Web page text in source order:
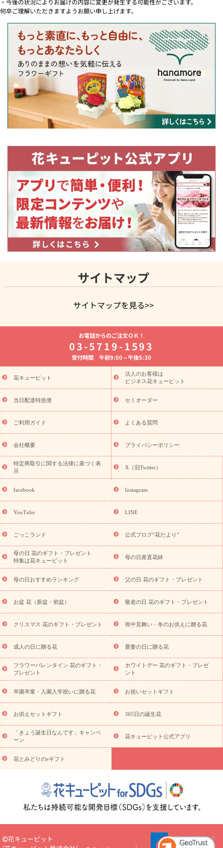
・今後の状況によりお届けの内容に変更が発生する可能性がございます。
何卒ご理解いただきますようお願い申し上げます。
サイトマップ
サイトマップを見る>>
よく贈られる花
お祝いの花特集
誕生日フラワーギフト特集
8月の誕生花(トルコキキョウ)
開店・開業祝い
お供え・お悔やみ お供え・お悔やみの花
通夜・葬儀に贈る花 胡蝶蘭・花鉢
ーブドフラワー
季節のイベント
ひまわり ギフト・プレゼント
特集
お盆 花（新盆・初盆） 季節のイベント
お盆 花（新
盆・初盆）
お盆 花（新盆・初盆）
お盆・お供え 花とセットギ
フト
お盆・お供え プリザーブドフラワー
ひまわり ギフト・プ
レゼント特集
夏の花贈り・お中元・暑中見舞い 花のギフト特集
敬老の日におくる花ギフト・プレゼント特集
花ギフト・プレゼント特集
敬老の日 花のおすすめランキング
敬
老の日 花鉢植えのギフト・プレゼント特集
敬老の日 花とセットギ
フト・プレゼント特集
敬老の日の花 全てのギフト一覧
キャン
ペーン
映画『ウォーターガーディアンズ』コラボキャンペーン
「きょう誕生日なんです」キャンペーン
誕生日の花を探す
誕生日フラワーギフト 誕生日フラワーギフト特集
(トルコキキョウ)
9月の誕生花(リンドウ)
ら探す
お祝いの花特集 当日配達特急便 お祝い商品一覧
念日
結婚祝い 出産祝い 退院祝い・快気祝い
寿祝い
プチギフト ペットのお祝いフラワー
供え・お悔やみ商品一覧
お供え・お悔やみの花
四十九日法要以
お供え プリザーブドフラワー
ペットのお供えフラワー
お盆（新
盆・初盆）
その他 お祝い返し お見舞い
お取り寄せギフト
ビジネス用
ご自宅用 観葉植物 ミディ胡蝶蘭
プリザーブ
ドフラワー
スタイルから探す アレンジメント 花束
スタ
ンド花
お祝い お供え・お悔やみ 胡蝶蘭 胡蝶蘭・花鉢
ディ胡蝶蘭・お祝い
ミディ胡蝶蘭・お供え
世界初の青色胡蝶蘭
観葉植物
観葉植物 産直多肉植物
プリザーブドフラワー
お祝い
お供え・お悔やみ 花とセットギフト
セミオーダー
プチギフト（hanamore -ハナモア-）
花とみどりのeギフト
キューピットのeGfit
カラー ピンク イエローオレンジ
レッ
ド
お花の種類 トルコキキョウ
お祝い お祝い・3000円～ お祝い・4000円～
お祝い・
5000円～
お祝い・7000円～ お祝い・ 10000円～
お供え・お
悔やみ
円～
お供え・お悔やみ・
読み物
いのマナー
定年退職祝いのマナー
お祝いを贈るときのマナー・
花キューピットのお祝いコラム一覧
誕生日のお花を「色
彩心理学」で選ぶ方法
結婚祝いの予算相場
出産祝いお役立ち情
ール
新築引っ越し祝いコラム お祝い花のマナー総まとめ
職
お電話からのご注文ＯＫ！
03-5719-1593
受付時間 午前9:00～午後5:30
花キューピット
法人のお客様は
ビジネス花キューピット
当日配達特急便 セミオーダー
ご利用ガイド よくある質問
会社概要 プライバシーポリシー
特定商取引に関する法律に基づく表
示
X（旧Twitter）
facebook Instagram
YouTube LINE
ごっこランド 公式ブログ“花だより”
母の日 花のギフト・プレゼント
特集は花キューピット
母の日産直花鉢
母の日おすすめランキング 父の日 花のギフト・プレゼント
お盆 花（新盆・初盆） 敬老の日 花のギフト・プレゼント
クリスマス 花のギフト・プレゼント 喪中見舞い・冬のお供えに贈る花
成人の日に贈る花 愛妻の日に贈る花
フラワーバレンタイン 花のギフト・
プレゼント
ホワイトデー 花のギフト・プレゼ
ント
卒園卒業・入園入学祝いに贈る花 お祝いセットギフト
お供えセットギフト 365日の誕生花
「きょう誕生日なんです」キャンペ
ーン
花キューピット公式アプリ
花とみどりのeギフト
花キューピット